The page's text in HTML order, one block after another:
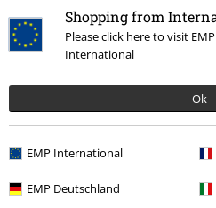
Shopping from
Please click here to visit
International
Ok
EMP International
EMP Deutschland
Exclusief
Grote maten
Adviesprijs
vanaf€ 44,99
€ 43,99
Sleeveless Lace Dress
Gothicana